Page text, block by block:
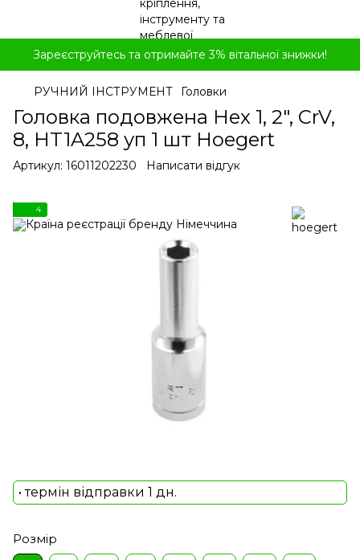
Зареєструйтесь та отримайте 3% вітальної знижки!
РУЧНИЙ ІНСТРУМЕНТ Головки
Головка подовжена Hex 1, 2", CrV,
8, HT1A258 уп 1 шт Hoegert
Артикул: 16011202230 Написати відгук
4
• термін відправки 1 дн.
Розмір